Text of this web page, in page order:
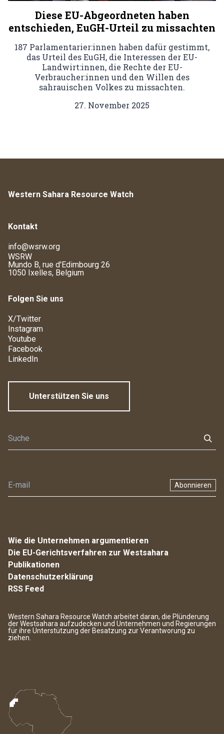
Diese EU-Abgeordneten haben
entschieden, EuGH-Urteil zu missachten
187 Parlamentarier:innen haben dafür gestimmt,
das Urteil des EuGH, die Interessen der EU-
Landwirt:innen, die Rechte der EU-
Verbraucher:innen und den Willen des
sahrauischen Volkes zu missachten.
27. November 2025
Western Sahara Resource Watch
Kontakt
info@wsrw.org
WSRW
Mundo B, rue d'Edimbourg 26
1050 Ixelles, Belgium
Folgen Sie uns
X/Twitter
Instagram
Youtube
Facebook
LinkedIn
Unterstützen Sie uns
Abonnieren
Wie die Unternehmen argumentieren
Die EU-Gerichtsverfahren zur Westsahara
Publikationen
Datenschutzerklärung
RSS Feed
Western Sahara Resource Watch arbeitet daran, die Plünderung
der Westsahara aufzudecken und Unternehmen und Regierungen
für ihre Unterstützung der Besatzung zur Verantworung zu
ziehen.